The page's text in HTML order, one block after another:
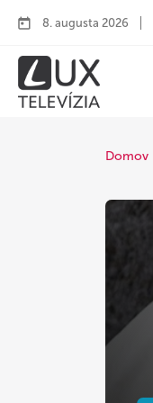
8. augusta 2026
Domov